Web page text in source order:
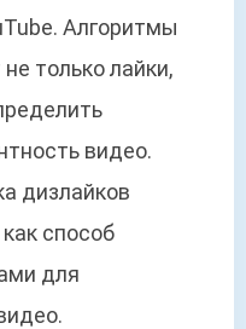
Алгоритмы
только лайки,
видео.
дизлайков
способ
для